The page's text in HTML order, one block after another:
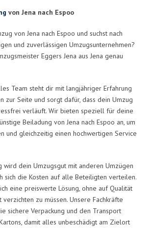
von Jena nach Espoo
von Jena nach Espoo und suchst nach
und zuverlässigen Umzugsunternehmen?
Eggers Jena aus Jena genau
Team steht dir mit langjähriger Erfahrung
zur Seite und sorgt dafür, dass dein Umzug
verläuft. Wir bieten speziell für deine
Beiladung von Jena nach Espoo an, um
und gleichzeitig einen hochwertigen Service
wird dein Umzugsgut mit anderen Umzügen
sich die Kosten auf alle Beteiligten verteilen.
eine preiswerte Lösung, ohne auf Qualität
zu müssen. Unsere Fachkräfte
sichere Verpackung und den Transport
damit alles unbeschädigt am Zielort